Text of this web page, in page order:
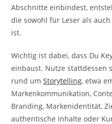
Abschnitte einbindest,
die sowohl für Leser als
ist.
Wichtig ist dabei, dass Du
einbaust. Nutze stattdessen
rund umStorytelling, etwa
Markenkommunikation,
Branding, Markenidentität,
authentische Inhalte oder